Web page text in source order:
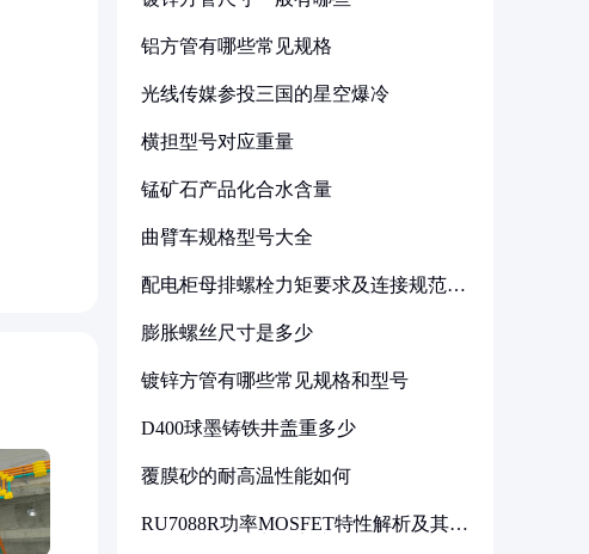
铝方管有哪些常见规格
光线传媒参投三国的星空爆冷
横担型号对应重量
锰矿石产品化合水含量
曲臂车规格型号大全
配电柜母排螺栓力矩要求及连接规范详
膨胀螺丝尺寸是多少
镀锌方管有哪些常见规格和型号
D400球墨铸铁井盖重多少
覆膜砂的耐高温性能如何
RU7088R功率MOSFET特性解析及其在